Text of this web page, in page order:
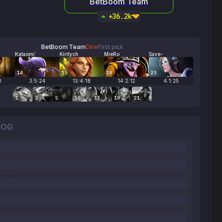
+36.2k
BetBoom TeamDireFirst pick
Kataomi`
14
3/5/24
Kiritych
15
13/4/18
MieRo
18
14/2/12
Save-
23
4/1/25
1 2 5 10 11 19 21